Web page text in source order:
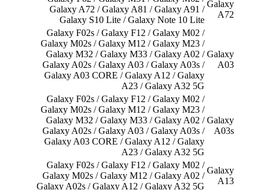
Galaxy
A72
Galaxy A72 / Galaxy A81 / Galaxy A91 /
Galaxy S10 Lite / Galaxy Note 10 Lite
Galaxy
A03
Galaxy F02s / Galaxy F12 / Galaxy M02 /
Galaxy M02s / Galaxy M12 / Galaxy M23 /
Galaxy M32 / Galaxy M33 / Galaxy A02 /
Galaxy A02s / Galaxy A03 / Galaxy A03s /
Galaxy A03 CORE / Galaxy A12 / Galaxy
A23 / Galaxy A32 5G
Galaxy
A03s
Galaxy F02s / Galaxy F12 / Galaxy M02 /
Galaxy M02s / Galaxy M12 / Galaxy M23 /
Galaxy M32 / Galaxy M33 / Galaxy A02 /
Galaxy A02s / Galaxy A03 / Galaxy A03s /
Galaxy A03 CORE / Galaxy A12 / Galaxy
A23 / Galaxy A32 5G
Galaxy
A13
Galaxy F02s / Galaxy F12 / Galaxy M02 /
Galaxy M02s / Galaxy M12 / Galaxy A02 /
Galaxy A02s / Galaxy A12 / Galaxy A32 5G